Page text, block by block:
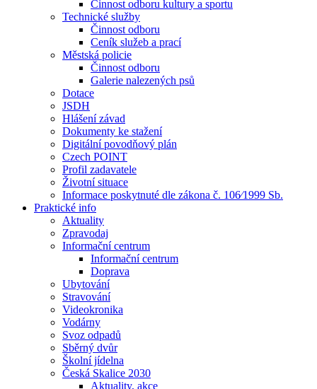
Činnost odboru kultury a sportu
Technické služby
Činnost odboru
Ceník služeb a prací
Městská policie
Činnost odboru
Galerie nalezených psů
Dotace
JSDH
Hlášení závad
Dokumenty ke stažení
Digitální povodňový plán
Czech POINT
Profil zadavatele
Životní situace
Informace poskytnuté dle zákona č. 106⁄1999 Sb.
Praktické info
Aktuality
Zpravodaj
Informační centrum
Informační centrum
Doprava
Ubytování
Stravování
Videokronika
Vodárny
Svoz odpadů
Sběrný dvůr
Školní jídelna
Česká Skalice 2030
Aktuality, akce